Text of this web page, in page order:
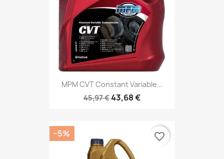
MPM CVT Constant Variable...
45,97 €43,68 €
−5% favorite_border